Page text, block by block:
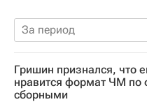
За период
Гришин признался, что
нравится формат ЧМ по
сборными